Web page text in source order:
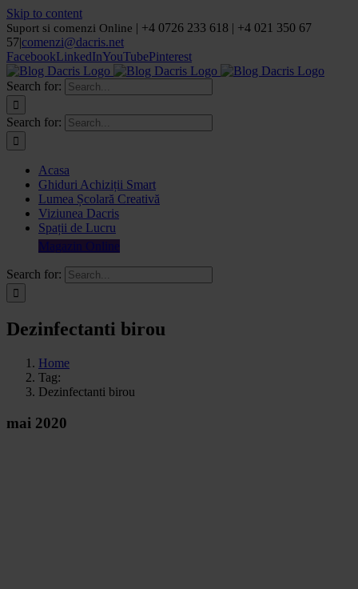
Skip to content
Suport si comenzi Online | +4 0726 233 618 | +4 021 350 67
57|comenzi@dacris.net
FacebookLinkedInYouTubePinterest
Search for:
Search for:
Acasa
Ghiduri Achiziții Smart
Lumea Școlară Creativă
Viziunea Dacris
Spații de Lucru
Magazin Online
Search for:
Dezinfectanti birou
Home
Tag:
Dezinfectanti birou
mai 2020